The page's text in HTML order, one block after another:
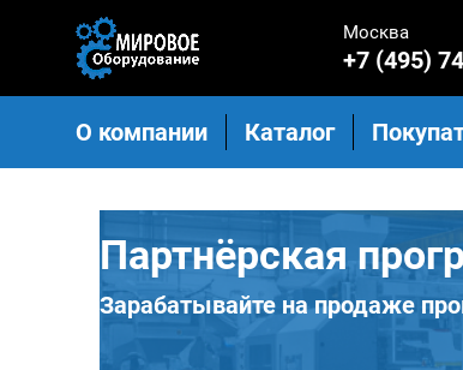
Москва
+7 (495)
О компании Каталог
Партнёрская
Зарабатывайте на продаже